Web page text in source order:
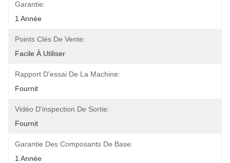
Garantie:
1 Année
Points Clés De Vente:
Facile À Utiliser
Rapport D'essai De La Machine:
Fournit
Vidéo D'inspection De Sortie:
Fournit
Garantie Des Composants De Base:
1 Année